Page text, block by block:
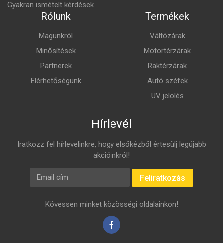
Gyakran ismételt kérdések
Rólunk
Magunkról
Minősítések
Partnerek
Elérhetőségünk
Termékek
Váltózárak
Motortérzárak
Raktérzárak
Autó széfek
UV jelölés
Hírlevél
Iratkozz fel hírlevelinkre, hogy elsőkézből értesülj legújabb
akcióinkról!
E-mail cím
Feliratkozás
Kövessen minket közösségi oldalainkon!